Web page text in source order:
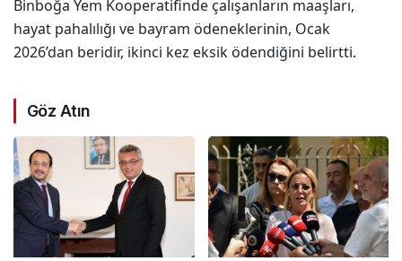
Binboğa Yem Kooperatifinde çalışanların maaşları,
hayat pahalılığı ve bayram ödeneklerinin, Ocak
2026’dan beridir, ikinci kez eksik ödendiğini belirtti.
Göz Atın